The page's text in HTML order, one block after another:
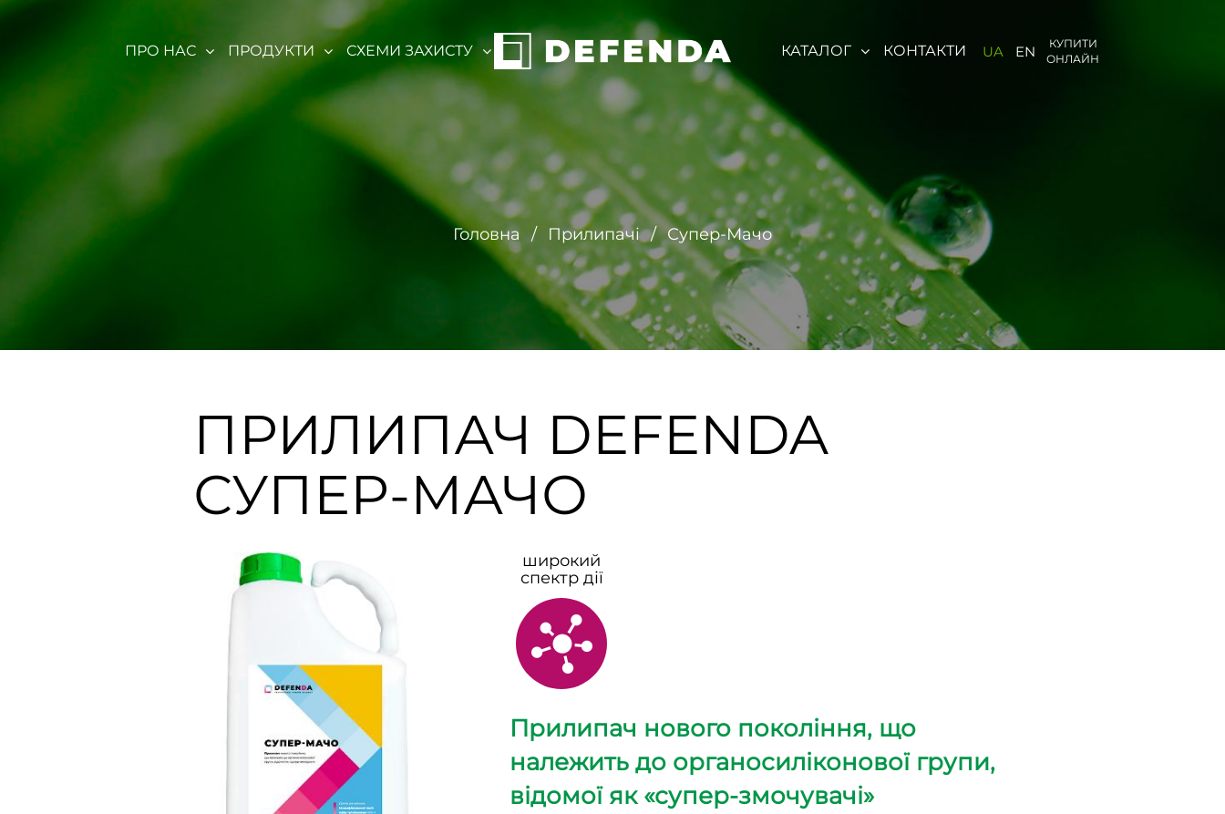
ПРО НАС ПРОДУКТИ
BRILLIANT
СХЕМИ ЗАХИСТУ КАТАЛОГ КОНТАКТИ UA EN
КУПИТИ
ОНЛАЙН
Головна Прилипачi Супер-Мачо
ПРИЛИПАЧ DEFENDA
СУПЕР-МАЧО
широкий
спектр дії
Прилипач нового покоління, що
належить до органосиліконової групи,
відомої як «супер-змочувачі»